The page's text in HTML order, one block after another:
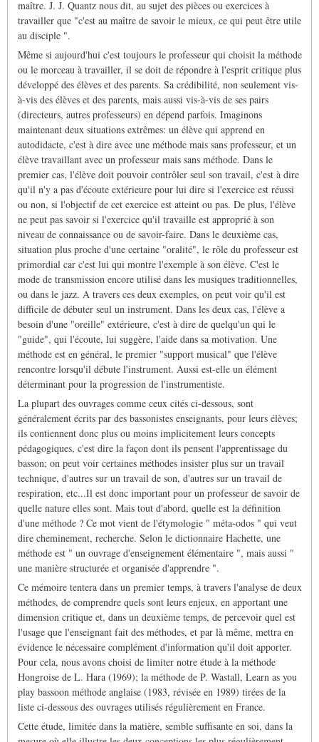
maître. J. J. Quantz nous dit, au sujet des pièces ou exercices à
travailler que "c'est au maître de savoir le mieux, ce qui peut être utile
au disciple ".
Même si aujourd'hui c'est toujours le professeur qui choisit la méthode
ou le morceau à travailler, il se doit de répondre à l'esprit critique plus
développé des élèves et des parents. Sa crédibilité, non seulement vis-
à-vis des élèves et des parents, mais aussi vis-à-vis de ses pairs
(directeurs, autres professeurs) en dépend parfois. Imaginons
maintenant deux situations extrêmes: un élève qui apprend en
autodidacte, c'est à dire avec une méthode mais sans professeur, et un
élève travaillant avec un professeur mais sans méthode. Dans le
premier cas, l'élève doit pouvoir contrôler seul son travail, c'est à dire
qu'il n'y a pas d'écoute extérieure pour lui dire si l'exercice est réussi
ou non, si l'objectif de cet exercice est atteint ou pas. De plus, l'élève
ne peut pas savoir si l'exercice qu'il travaille est approprié à son
niveau de connaissance ou de savoir-faire. Dans le deuxième cas,
situation plus proche d'une certaine "oralité", le rôle du professeur est
primordial car c'est lui qui montre l'exemple à son élève. C'est le
mode de transmission encore utilisé dans les musiques traditionnelles,
ou dans le jazz. A travers ces deux exemples, on peut voir qu'il est
difficile de débuter seul un instrument. Dans les deux cas, l'élève a
besoin d'une "oreille" extérieure, c'est à dire de quelqu'un qui le
"guide", qui l'écoute, lui suggère, l'aide dans sa motivation. Une
méthode est en général, le premier "support musical" que l'élève
rencontre lorsqu'il débute l'instrument. Aussi est-elle un élément
déterminant pour la progression de l'instrumentiste.
La plupart des ouvrages comme ceux cités ci-dessous, sont
généralement écrits par des bassonistes enseignants, pour leurs élèves;
ils contiennent donc plus ou moins implicitement leurs concepts
pédagogiques, c'est dire la façon dont ils pensent l'apprentissage du
basson; on peut voir certaines méthodes insister plus sur un travail
technique, d'autres sur un travail de son, d'autres sur un travail de
respiration, etc...Il est donc important pour un professeur de savoir de
quelle nature elles sont. Mais tout d'abord, quelle est la définition
d'une méthode ? Ce mot vient de l'étymologie " méta-odos " qui veut
dire cheminement, recherche. Selon le dictionnaire Hachette, une
méthode est " un ouvrage d'enseignement élémentaire ", mais aussi "
une manière structurée et organisée d'apprendre ".
Ce mémoire tentera dans un premier temps, à travers l'analyse de deux
méthodes, de comprendre quels sont leurs enjeux, en apportant une
dimension critique et, dans un deuxième temps, de percevoir quel est
l'usage que l'enseignant fait des méthodes, et par là même, mettra en
évidence le nécessaire complément d'information qu'il doit apporter.
Pour cela, nous avons choisi de limiter notre étude à la méthode
Hongroise de L. Hara (1969); la méthode de P. Wastall, Learn as you
play bassoon méthode anglaise (1983, révisée en 1989) tirées de la
liste ci-dessous des ouvrages utilisés régulièrement en France.
Cette étude, limitée dans la matière, semble suffisante en soi, dans la